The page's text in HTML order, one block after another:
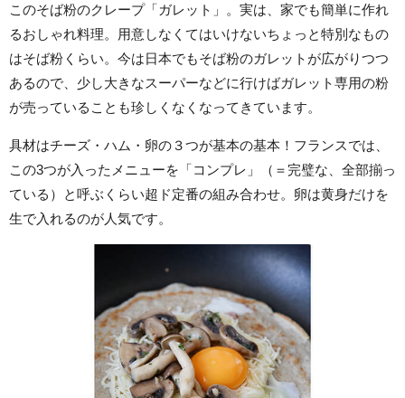
このそば粉のクレープ「ガレット」。実は、家でも簡単に作れ
るおしゃれ料理。用意しなくてはいけないちょっと特別なもの
はそば粉くらい。今は日本でもそば粉のガレットが広がりつつ
あるので、少し大きなスーパーなどに行けばガレット専用の粉
が売っていることも珍しくなくなってきています。
具材はチーズ・ハム・卵の３つが基本の基本！フランスでは、
この3つが入ったメニューを「コンプレ」（＝完璧な、全部揃っ
ている）と呼ぶくらい超ド定番の組み合わせ。卵は黄身だけを
生で入れるのが人気です。